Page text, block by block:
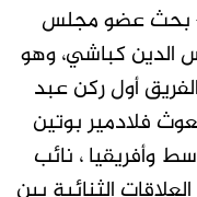
– بحث عضو مجلس
الدين كباشي، وهو
أول ركن عبد
فلادمير بوتين
وأفريقيا ، نائب